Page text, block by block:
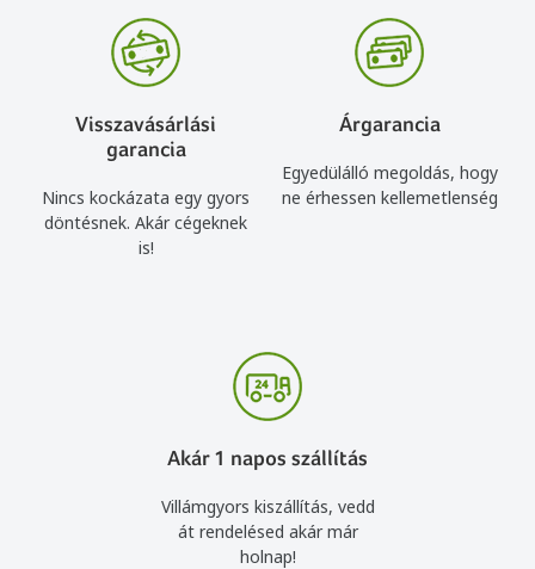
Visszavásárlási
garancia
Nincs kockázata egy gyors
döntésnek. Akár cégeknek
is!
Árgarancia
Egyedülálló megoldás, hogy
ne érhessen kellemetlenség
Akár 1 napos szállítás
Villámgyors kiszállítás, vedd
át rendelésed akár már
holnap!